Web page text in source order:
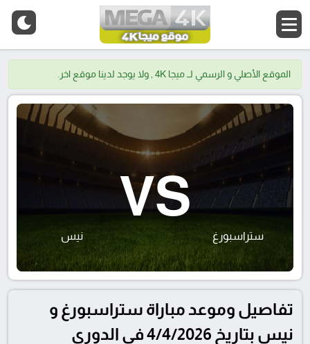
الموقع الأصلي و الرسمي لــ ميجا 4K , ولا يوجد لدينا موقع اخر.
ستراسبورغ
VS
نيس
تفاصيل وموعد مباراة ستراسبورغ و
نيس بتاريخ 4/4/2026 في الدوري